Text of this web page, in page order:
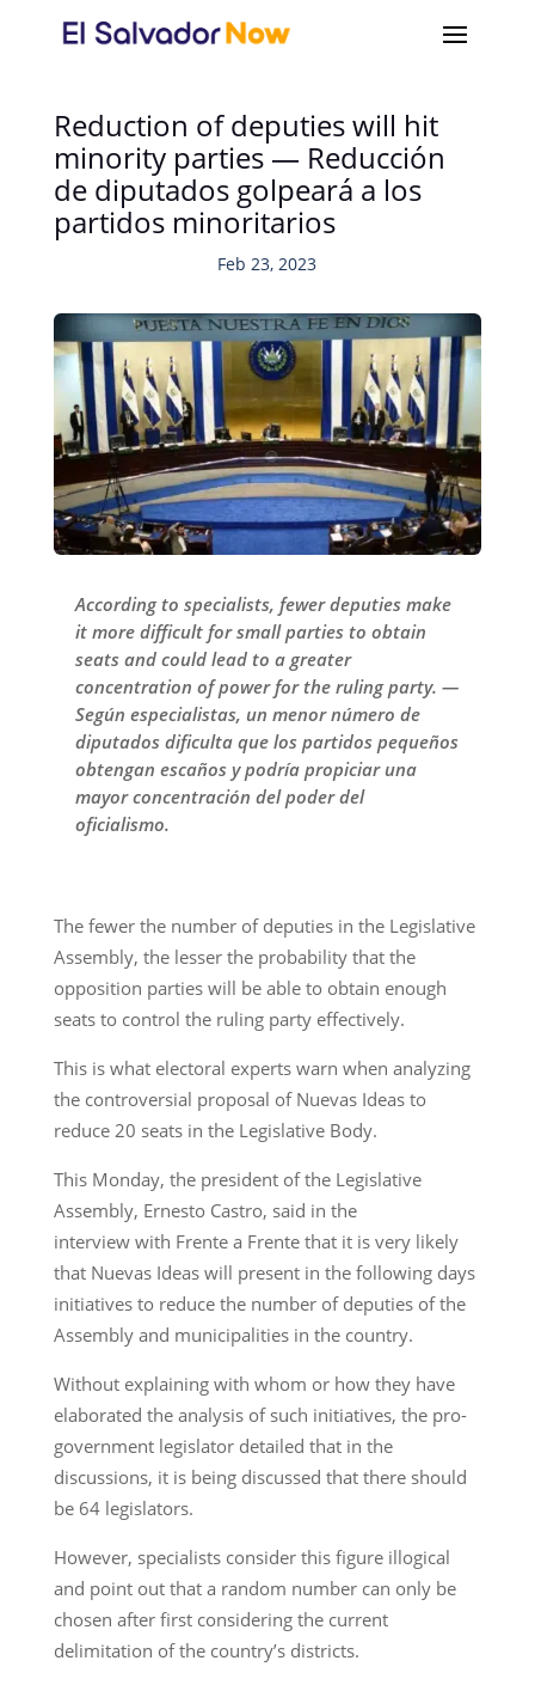
Reduction of deputies will hit
minority parties — Reducción
de diputados golpeará a los
partidos minoritarios
Feb 23, 2023
According to specialists, fewer deputies make
it more difficult for small parties to obtain
seats and could lead to a greater
concentration of power for the ruling party. —
Según especialistas, un menor número de
diputados dificulta que los partidos pequeños
obtengan escaños y podría propiciar una
mayor concentración del poder del
oficialismo.
The fewer the number of deputies in the Legislative
Assembly, the lesser the probability that the
opposition parties will be able to obtain enough
seats to control the ruling party effectively.
This is what electoral experts warn when analyzing
the controversial proposal of Nuevas Ideas to
reduce 20 seats in the Legislative Body.
This Monday, the president of the Legislative
Assembly, Ernesto Castro, said in the
interview with Frente a Frente that it is very likely
that Nuevas Ideas will present in the following days
initiatives to reduce the number of deputies of the
Assembly and municipalities in the country.
Without explaining with whom or how they have
elaborated the analysis of such initiatives, the pro-
government legislator detailed that in the
discussions, it is being discussed that there should
be 64 legislators.
However, specialists consider this figure illogical
and point out that a random number can only be
chosen after first considering the current
delimitation of the country’s districts.